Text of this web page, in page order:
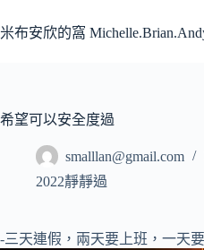
至
容
米布安欣的窩
希望可以安全度過
smalllan@gmail.com
2022靜靜過
-三天連假，兩天要上班，一天